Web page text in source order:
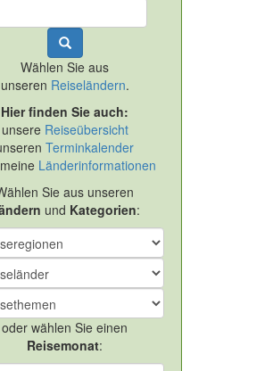
Wählen Sie aus
unseren Reiseländern.
Hier finden Sie auch:
unsere Reiseübersicht
Terminkalender
Länderinformationen
Sie aus unseren
und Kategorien:
oder wählen Sie einen
Reisemonat: